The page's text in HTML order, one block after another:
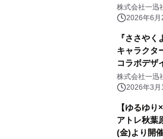
まで恋をし
トレ秋葉原
株式会社一迅
2026年6月
『ささや
キャラクタ
コラボデザ
年4月9日(木
UP SHOP
株式会社一迅
2026年3月
【ゆるゆ
アトレ秋葉
(金)より開